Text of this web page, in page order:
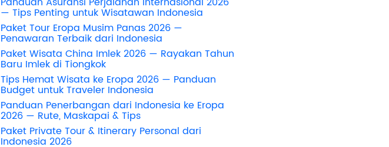
— Tips Penting untuk Wisatawan Indonesia
Paket Tour Eropa Musim Panas 2026 —
Penawaran Terbaik dari Indonesia
Paket Wisata China Imlek 2026 — Rayakan Tahun
Baru Imlek di Tiongkok
Tips Hemat Wisata ke Eropa 2026 — Panduan
Budget untuk Traveler Indonesia
Panduan Penerbangan dari Indonesia ke Eropa
2026 — Rute, Maskapai & Tips
Paket Private Tour & Itinerary Personal dari
Indonesia 2026